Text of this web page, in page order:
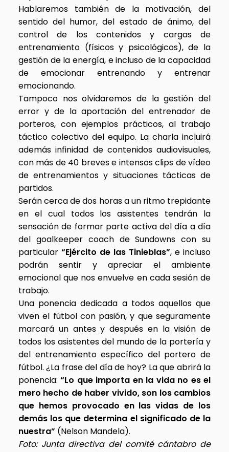
Hablaremos también de la motivación, del
sentido del humor, del estado de ánimo, del
control de los contenidos y cargas de
entrenamiento (físicos y psicológicos), de la
gestión de la energía, e incluso de la capacidad
de emocionar entrenando y entrenar
emocionando.
Tampoco nos olvidaremos de la gestión del
error y de la aportación del entrenador de
porteros, con ejemplos prácticos, al trabajo
táctico colectivo del equipo. La charla incluirá
además infinidad de contenidos audiovisuales,
con más de 40 breves e intensos clips de vídeo
de entrenamientos y situaciones tácticas de
partidos.
Serán cerca de dos horas a un ritmo trepidante
en el cual todos los asistentes tendrán la
sensación de formar parte activa del día a día
del goalkeeper coach de Sundowns con su
particular “Ejército de las Tinieblas”, e incluso
podrán sentir y apreciar el ambiente
emocional que nos envuelve en cada sesión de
trabajo.
Una ponencia dedicada a todos aquellos que
viven el fútbol con pasión, y que seguramente
marcará un antes y después en la visión de
todos los asistentes del mundo de la portería y
del entrenamiento específico del portero de
fútbol. ¿La frase del día de hoy? La que abrirá la
ponencia:“Lo que importa en la vida no es el
mero hecho de haber vivido, son los cambios
que hemos provocado en las vidas de los
demás los que determina el significado de la
nuestra” (Nelson Mandela).
Foto: Junta directiva del comité cántabro de